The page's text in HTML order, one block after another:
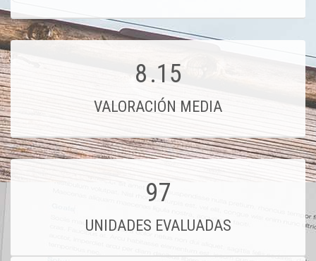
8.15
VALORACIÓN MEDIA
97
UNIDADES EVALUADAS